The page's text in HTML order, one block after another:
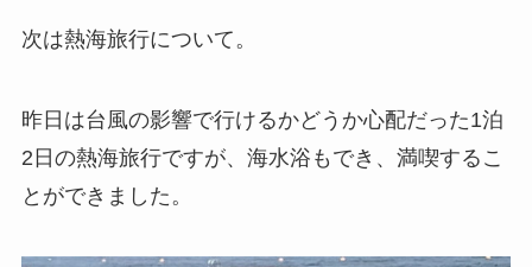
次は熱海旅行について。
昨日は台風の影響で行けるかどうか心配だった1泊
2日の熱海旅行ですが、海水浴もでき、満喫するこ
とができました。